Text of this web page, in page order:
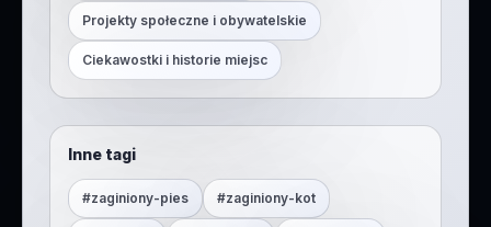
Projekty społeczne i obywatelskie
Ciekawostki i historie miejsc
Inne tagi
#zaginiony-pies #zaginiony-kot